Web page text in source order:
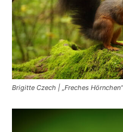
Brigitte Czech | „Freches